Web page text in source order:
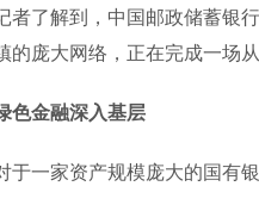
者了解到，中国邮政储蓄银
的庞大网络，正在完成一场从
色金融深入基层
家资产规模庞大的国有银